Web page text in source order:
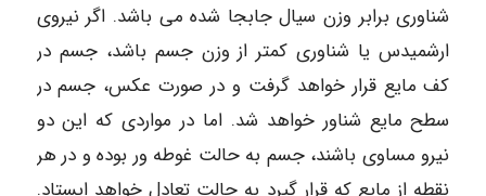
شناوری برابر وزن سیال جابجا شده می باشد. اگر نیروی
ارشمیدس یا شناوری کمتر از وزن جسم باشد، جسم در
کف مایع قرار خواهد گرفت و در صورت عکس، جسم در
سطح مایع شناور خواهد شد. اما در مواردی که این دو
نیرو مساوی باشند، جسم به حالت غوطه ور بوده و در هر
نقطه از مایع که قرار گیرد به حالت تعادل خواهد ایستاد.